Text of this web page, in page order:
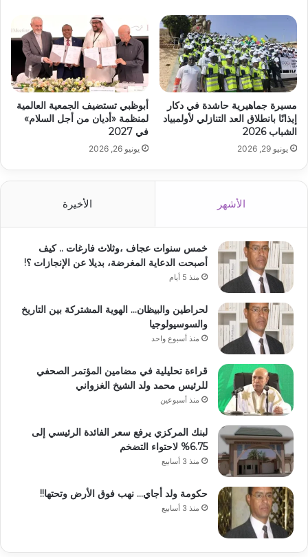
مسيرة جماهيرية حاشدة في دكار
إيذانًا بانطلاق العد التنازلي لأولمبياد
الشباب 2026
يونيو 29, 2026
أبوظبي تستضيف الجمعية العالمية
لمنظمة «أديان من أجل السلام»
في 2027
يونيو 26, 2026
الأشهر الأخيرة
خمس سنوات عجاف ،وثلاث فارغات .. كيف
أصبحت الدعاية المغرضة، بديلا عن الإنجازات ؟!
منذ 5 أيام
لحراطين والبيظان… الهوية المشتركة بين التاريخ
والسوسيولوجيا
منذ أسبوع واحد
قراءة تحليلية في مضامين المؤتمر الصحفي
للرئيس محمد ولد الشيخ الغزواني
منذ أسبوعين
لبنك المركزي يرفع سعر الفائدة الرئيسي إلى
6.75% لاحتواء التضخم
منذ 3 أسابيع
حكومة ولد أجاي… نهب فوق الأرض وتحتها!!
منذ 3 أسابيع